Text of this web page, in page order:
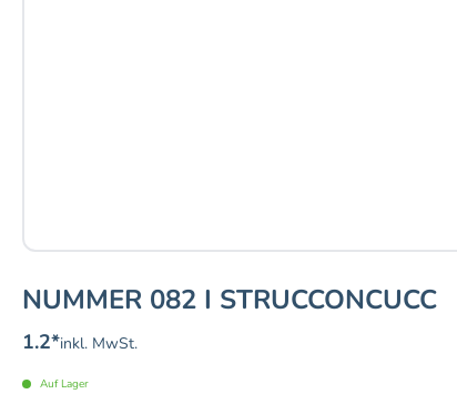
NUMMER 082 I STRUCCONCUCC
1.2*inkl. MwSt.
Auf Lager